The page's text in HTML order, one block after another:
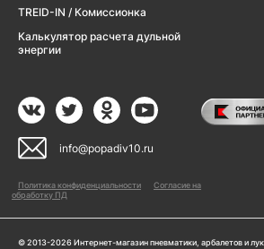
TREID-IN / Комиссионка
Калькулятор расчета дульной
энергии
info@popadiv10.ru
Политика конфиденциальности
Согласие на
обработку ПД
© 2013-2026 Интернет-магазин пневматики, арбалетов и